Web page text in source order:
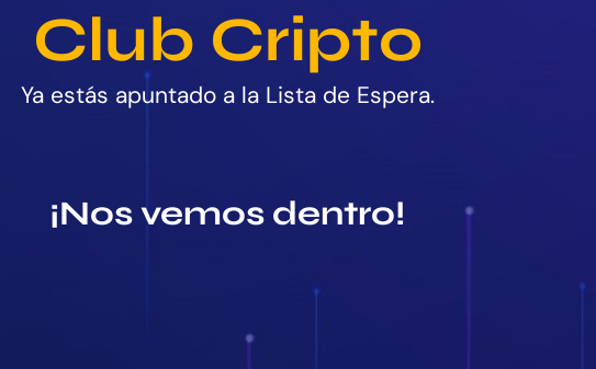
Club Cripto
Ya estás apuntado a la Lista de Espera.
¡Nos vemos dentro!